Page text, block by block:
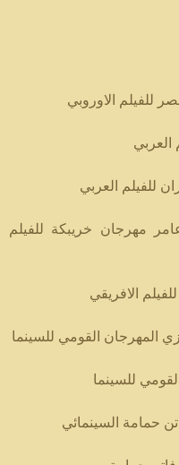
للفيلم الاوروبي
للفيلم العربي
مهرجان خريبكة للفيلم
الافريقي
القومي للسينما
للسينما
حمامة السينمائي